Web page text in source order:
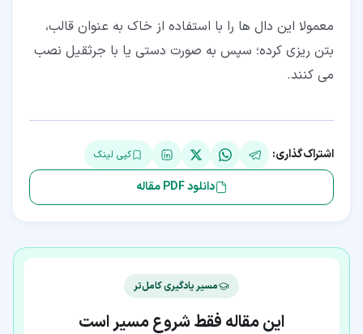
معمولا این دال ها را با استفاده از خاک به عنوان قالب،
بتن ریزی کرده؛ سپس به صورت دستی یا با جرثقیل نصب
می کنند.
اشتراک‌گذاری: کپی لینک
دانلود PDF مقاله
مسیر یادگیری کامل‌تر
این مقاله فقط شروع مسیر است